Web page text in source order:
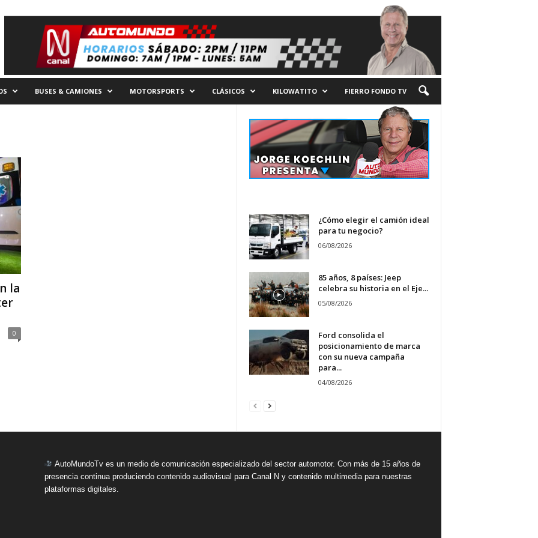
BUSES & CAMIONES MOTORSPORTS CLÁSICOS KILOWATITO FIERRO FONDO TV
la
0
¿Cómo elegir el camión ideal
para tu negocio?
06/08/2026
85 años, 8 países: Jeep
celebra su historia en el Eje...
05/08/2026
Ford consolida el
posicionamiento de marca
con su nueva campaña
para...
04/08/2026
AutoMundoTv es un medio de comunicación especializado del sector automotor. Con más de 15 años de
presencia continua produciendo contenido audiovisual para Canal N y contenido multimedia para nuestras
plataformas digitales.